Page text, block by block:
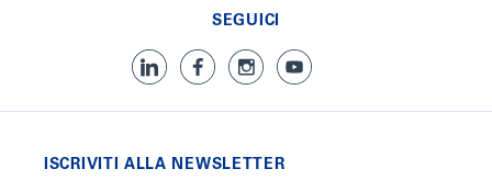
SEGUICI
ISCRIVITI ALLA NEWSLETTER